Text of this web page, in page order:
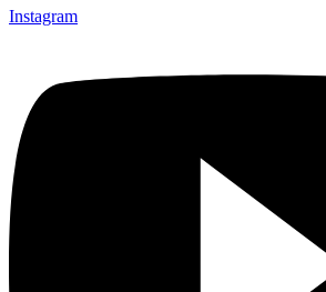
Instagram